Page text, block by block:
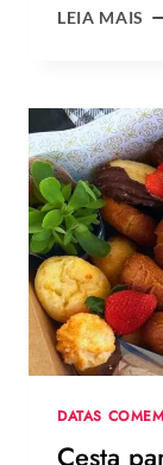
LEIA MAIS
O
DATAS
Cesta